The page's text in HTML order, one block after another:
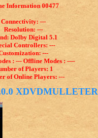
Information 00477
Connectivity: ---
Resolution: ---
Dolby Digital 5.1
Controllers: ---
---
: --- Offline Modes : ----
of Players: 1
of Online Players: ---
XDVDMULLETER